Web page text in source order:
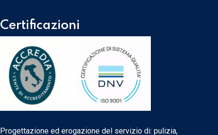
Certificazioni
Progettazione ed erogazione del servizio di: pulizia,